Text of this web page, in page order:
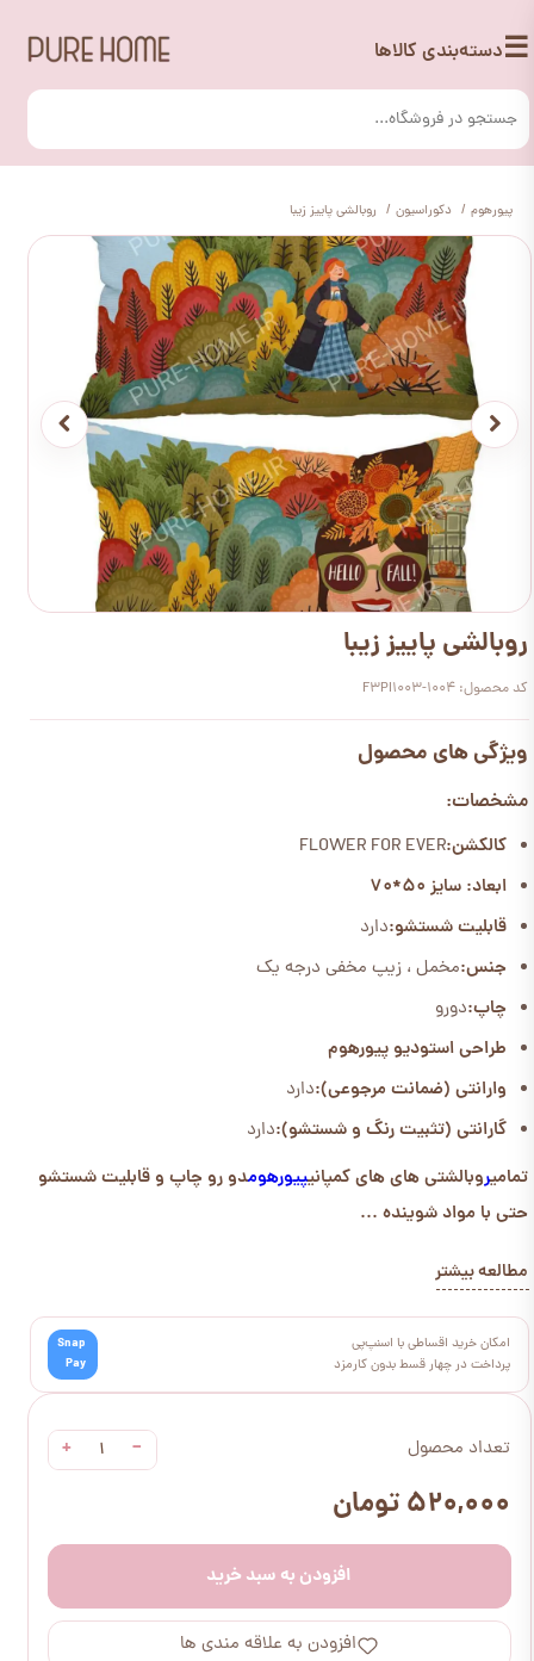
☰دسته‌بندی کالاها
پیورهوم دکوراسیون روبالشی پاییز زیبا
تعداد محصول −
+
۵۲۰,۰۰۰ تومان
افزودن به سبد خرید
افزودن به علاقه مندی ها
روبالشی پاییز زیبا
کد محصول: F3PI1003-1004
ویژگی های محصول
مشخصات:
کالکشن:FLOWER FOR EVER
ابعاد: سایز 50*70
قابلیت شستشو:دارد
جنس:مخمل ، زیپ مخفی درجه یک
چاپ:دورو
طراحی استودیو پیورهوم
وارانتی (ضمانت مرجوعی):دارد
گارانتی (تثبیت رنگ و شستشو):دارد
تمامیروبالشتی های های کمپانیپیورهومدو رو چاپ و قابلیت شستشو
حتی با مواد شوینده ...
مطالعه بیشتر
امکان خرید اقساطی با اسنپ‌پی
پرداخت در چهار قسط بدون کارمزد
Snap
Pay